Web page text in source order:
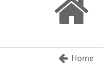
Home